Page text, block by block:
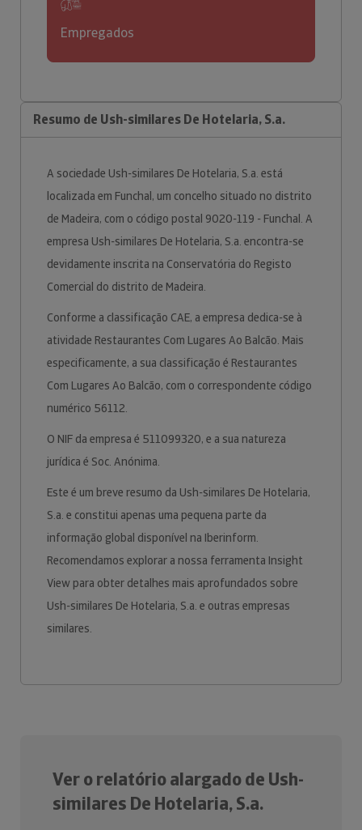
Empregados
Resumo de Ush-similares De Hotelaria, S.a.
A sociedade Ush-similares De Hotelaria, S.a. está
localizada em Funchal, um concelho situado no distrito
de Madeira, com o código postal 9020-119 - Funchal. A
empresa Ush-similares De Hotelaria, S.a. encontra-se
devidamente inscrita na Conservatória do Registo
Comercial do distrito de Madeira.
Conforme a classificação CAE, a empresa dedica-se à
atividade Restaurantes Com Lugares Ao Balcão. Mais
especificamente, a sua classificação é Restaurantes
Com Lugares Ao Balcão, com o correspondente código
numérico 56112.
O NIF da empresa é 511099320, e a sua natureza
jurídica é Soc. Anónima.
Este é um breve resumo da Ush-similares De Hotelaria,
S.a. e constitui apenas uma pequena parte da
informação global disponível na Iberinform.
Recomendamos explorar a nossa ferramenta Insight
View para obter detalhes mais aprofundados sobre
Ush-similares De Hotelaria, S.a. e outras empresas
similares.
Ver o relatório alargado de Ush-
similares De Hotelaria, S.a.